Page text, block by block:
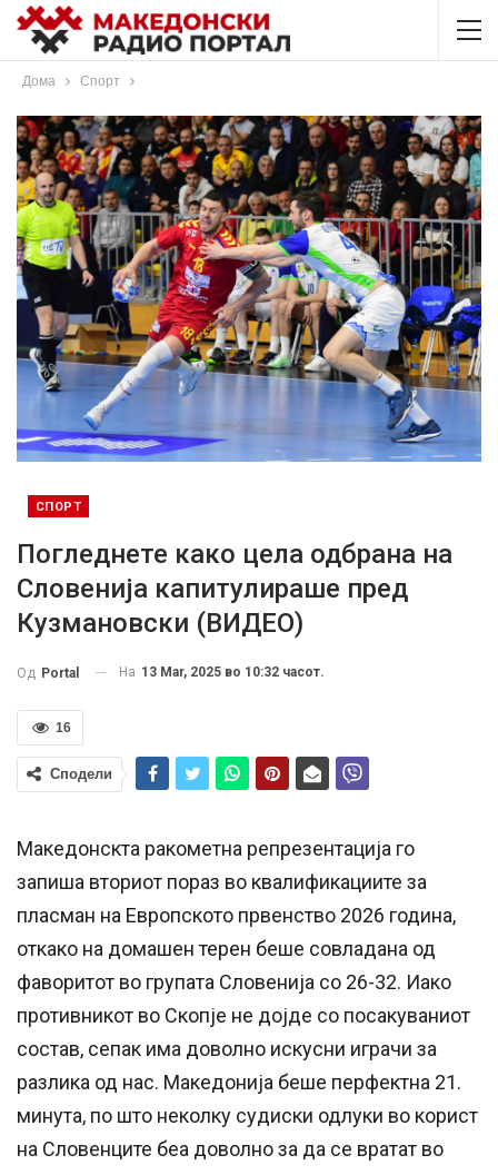
Дома Спорт
СПОРТ
Погледнете како цела одбрана на
Словенија капитулираше пред
Кузмановски (ВИДЕО)
Од Portal На 13 Mar, 2025 во 10:32 часот.
16
Сподели
Македонскта ракометна репрезентација го
запиша вториот пораз во квалификациите за
пласман на Европското првенство 2026 година,
откако на домашен терен беше совладана од
фаворитот во групата Словенија со 26-32. Иако
противникот во Скопје не дојде со посакуваниот
состав, сепак има доволно искусни играчи за
разлика од нас. Македонија беше перфектна 21.
минута, по што неколку судиски одлуки во корист
на Словенците беа доволно за да се вратат во